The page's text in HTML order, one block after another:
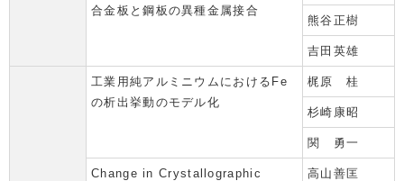
合金板と鋼板の異種金属接合
熊谷正樹
吉田英雄
工業用純アルミニウムにおけるFe
の析出挙動のモデル化
梶原 桂
杉崎康昭
関 勇一
Change in Crystallographic
高山善匡